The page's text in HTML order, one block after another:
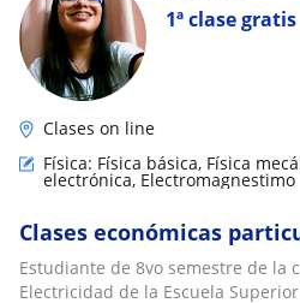
1ª clase gratis
Clases on line
Física: Física básica, Física
electrónica, Electromagnestimo
Clases económicas
Estudiante de 8vo semestre de la
Electricidad de la Escuela